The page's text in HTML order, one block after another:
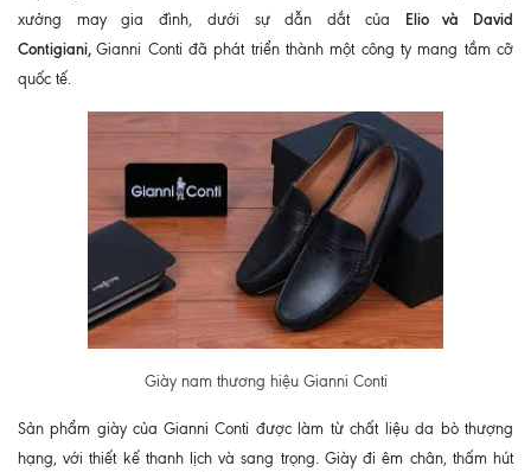
xưởng may gia đình, dưới sự dẫn dắt của Elio và David
Contigiani,Gianni Conti đã phát triển thành một công ty mang tầm cỡ
quốc tế.
Giày nam thương hiệu Gianni Conti
Sản phẩm giày của Gianni Conti được làm từ chất liệu da bò thượng
hạng, với thiết kế thanh lịch và sang trọng. Giày đi êm chân, thấm hút